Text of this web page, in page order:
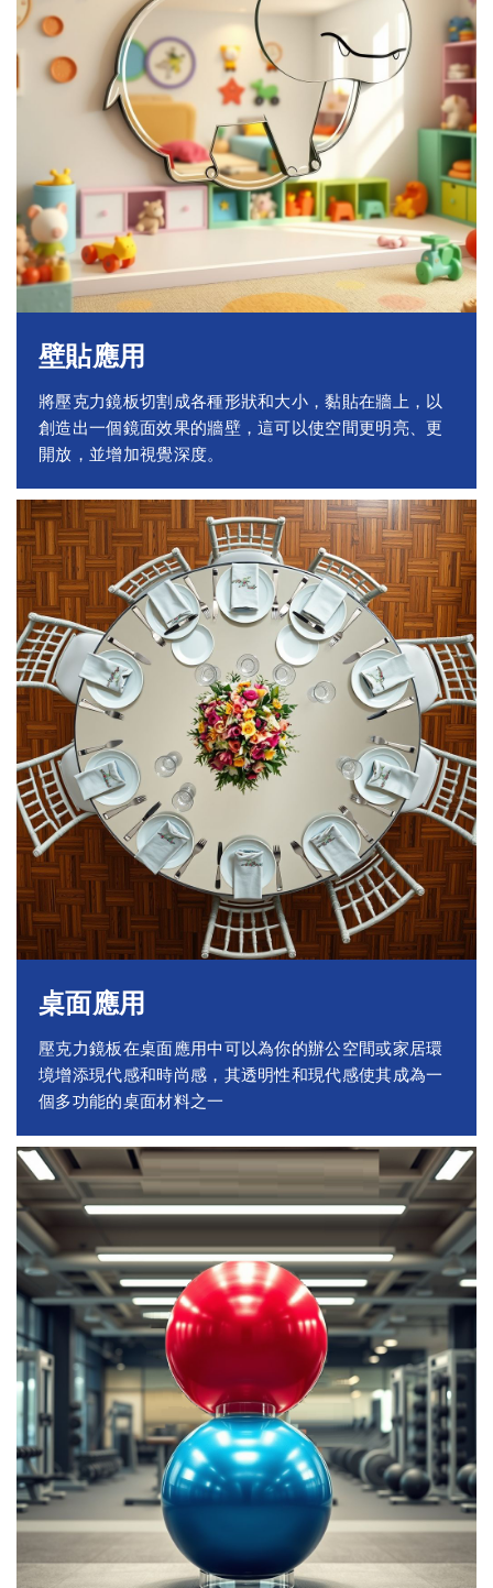
壁貼應用
將壓克力鏡板切割成各種形狀和大小，黏貼在牆上，以
創造出一個鏡面效果的牆壁，這可以使空間更明亮、更
開放，並增加視覺深度。
桌面應用
壓克力鏡板在桌面應用中可以為你的辦公空間或家居環
境增添現代感和時尚感，其透明性和現代感使其成為一
個多功能的桌面材料之一